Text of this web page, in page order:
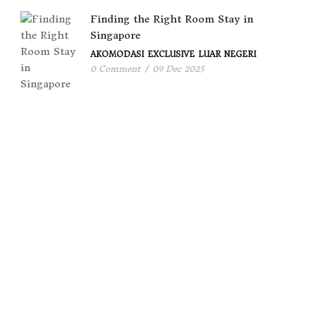
Finding the Right Room Stay in
Singapore
AKOMODASI EXCLUSIVE LUAR NEGERI
0 Comment / 09 Dec 2025